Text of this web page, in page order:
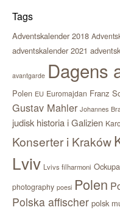
Tags
Adventskalender 2018
adventskalender 2021
avantgarde Dagens
Polen EU Euromajdan Franz
Gustav Mahler Johannes
judisk historia i Galizien
Konserter i Kraków
Lviv Lvivs filharmoni
photography poesi Polen
Polska affischer polsk